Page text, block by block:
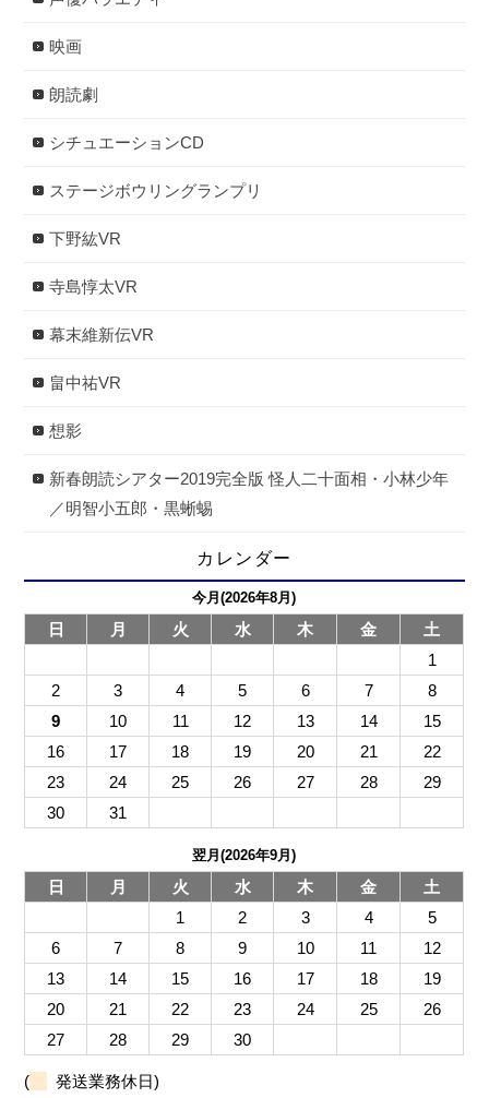
映画
朗読劇
シチュエーションCD
ステージボウリングランプリ
下野紘VR
寺島惇太VR
幕末維新伝VR
畠中祐VR
想影
新春朗読シアター2019完全版 怪人二十面相・小林少年
／明智小五郎・黒蜥蜴
カレンダー
今月(2026年8月)
日 月 火 水 木 金
土
1
2
3 4 5 6 7
8
9
10 11 12 13 14
15
16
17 18 19 20 21
22
23
24 25 26 27 28
29
30
31
翌月(2026年9月)
日 月 火 水 木 金
土
1
2 3 4
5
6
7 8 9 10 11
12
13
14 15 16 17 18
19
20
21 22 23 24 25
26
27
28 29 30
( 発送業務休日)